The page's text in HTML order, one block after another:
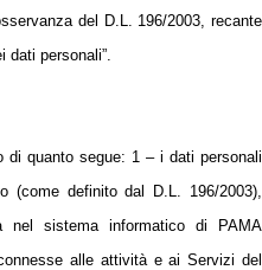
del D.L. 196/2003, recante
dati personali”.
di quanto segue: 1 – i dati personali
(come definito dal D.L. 196/2003),
nel sistema informatico di PAMA
alle attività e ai Servizi del